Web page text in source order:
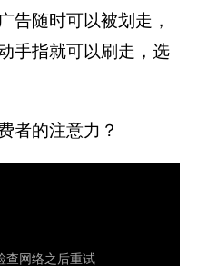
告随时可以被划走，
手指就可以刷走，选
者的注意力？